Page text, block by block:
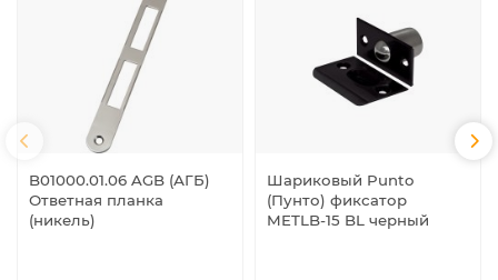
B01000.01.06 AGB (АГБ)
Ответная планка
(никель)
Шариковый Punto
(Пунто) фиксатор
METLB-15 BL черный